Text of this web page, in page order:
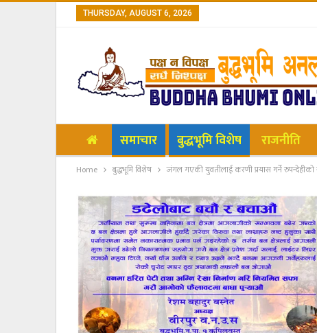
THURSDAY, AUGUST 6, 2026
समाचार बुद्धभूमि विशेष राजनीति
Home बुद्धभूमि विशेष जंगल गएकी युवतीलाई करणी प्रयास गर्ने रुपन्देहीको